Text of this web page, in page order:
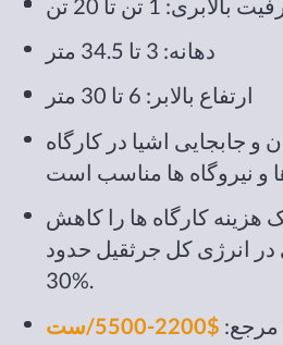
دهانه: 3 تا 34.5 متر
ارتفاع بالابر: 6 تا 30 متر
و جابجایی اشیا در کارگاه
هزینه کارگاه ها را کاهش
انرژی کل جرثقیل حدود
30%.
$2200-5500/ست